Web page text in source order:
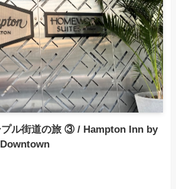
プル街道の旅 ③ / Hampton Inn by